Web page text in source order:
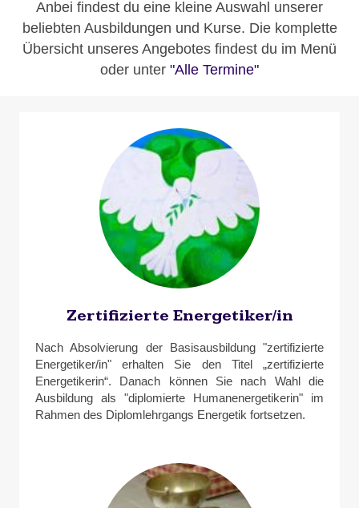
Anbei findest du eine kleine Auswahl unserer
beliebten Ausbildungen und Kurse. Die komplette
Übersicht unseres Angebotes findest du im Menü
oder unter "Alle Termine"
Zertifizierte Energetiker/in
Nach Absolvierung der Basisausbildung "zertifizierte
Energetiker/in" erhalten Sie den Titel „zertifizierte
Energetikerin“. Danach können Sie nach Wahl die
Ausbildung als "diplomierte Humanenergetikerin" im
Rahmen des Diplomlehrgangs Energetik fortsetzen.